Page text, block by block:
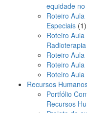
equidade
Roteiro
Especiais 11
Roteiro
Radioterapia
Roteiro
Roteiro
Roteiro
Recursos
Portfólio
Recursos